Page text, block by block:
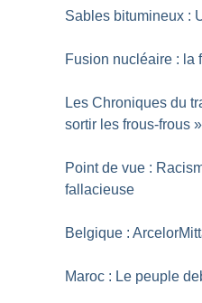
Sables bitumineux :
Fusion nucléaire : la
Les Chroniques du
sortir les frous-frous »
Point de vue :
fallacieuse
Belgique :
Maroc : Le peuple